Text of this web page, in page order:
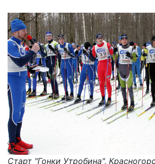
Старт "Гонки Утробина",